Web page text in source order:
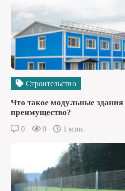
Строительство
Что такое модульные
преимущество?
0 0 1 мин.